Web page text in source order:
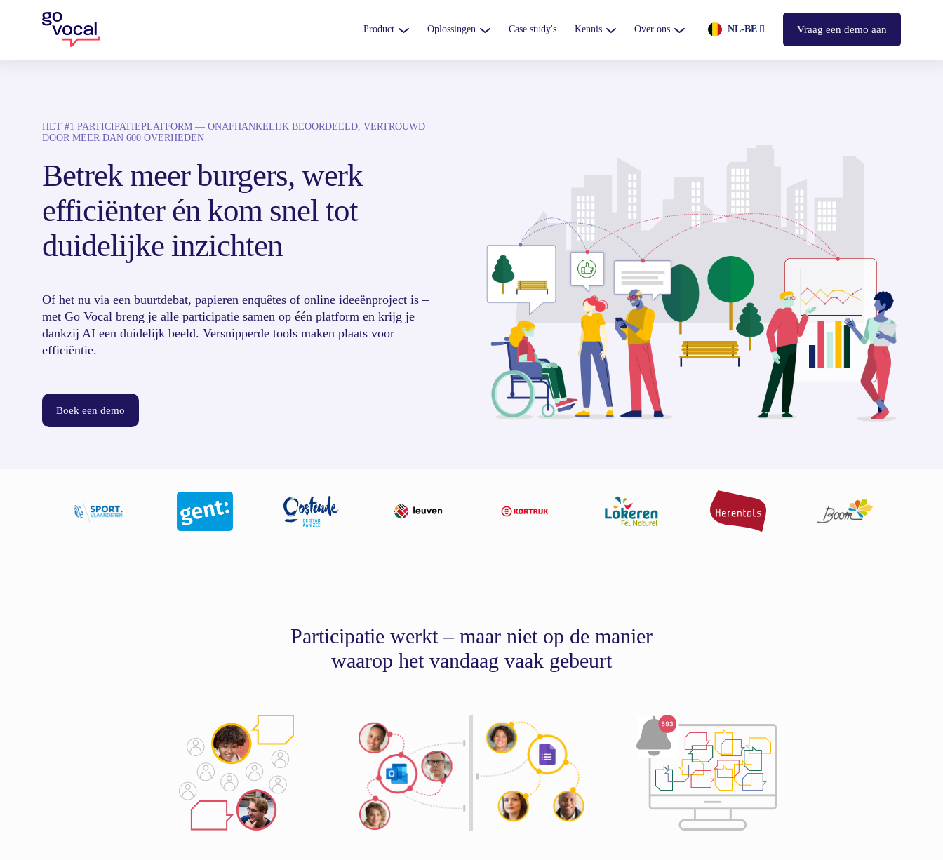
Product Oplossingen Case study's Kennis Over ons NL-BE Vraag een demo aan
HET #1 PARTICIPATIEPLATFORM — ONAFHANKELIJK BEOORDEELD, VERTROUWD
DOOR MEER DAN 600 OVERHEDEN
Betrek meer burgers, werk
efficiënter én kom snel tot
duidelijke inzichten
Of het nu via een buurtdebat, papieren enquêtes of online ideeënproject is –
met Go Vocal breng je alle participatie samen op één platform en krijg je
dankzij AI een duidelijk beeld. Versnipperde tools maken plaats voor
efficiëntie.
Boek een demo
Participatie werkt – maar niet op de manier
waarop het vandaag vaak gebeurt